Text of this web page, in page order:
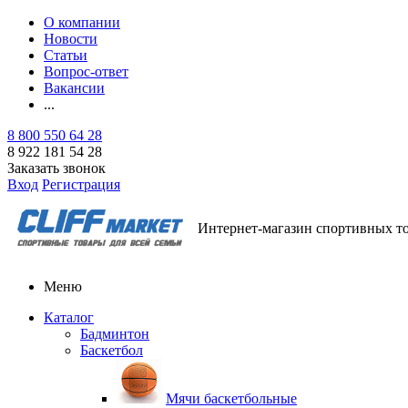
О компании
Новости
Статьи
Вопрос-ответ
Вакансии
...
8 800 550 64 28
8 922 181 54 28
Заказать звонок
Вход Регистрация
Интернет-магазин спортивных
Меню
Каталог
Бадминтон
Баскетбол
Мячи баскетбольные